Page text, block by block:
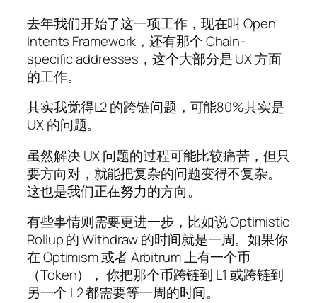
去年我们开始了这一项工作，现在叫 Open
Intents Framework，还有那个 Chain-
specific addresses，这个大部分是 UX 方面
的工作。
其实我觉得L2 的跨链问题，可能80%其实是
UX 的问题。
虽然解决 UX 问题的过程可能比较痛苦，但只
要方向对，就能把复杂的问题变得不复杂。
这也是我们正在努力的方向。
有些事情则需要更进一步，比如说 Optimistic
Rollup 的 Withdraw 的时间就是一周。如果你
在 Optimism 或者 Arbitrum 上有一个币
（Token）， 你把那个币跨链到 L1 或跨链到
另一个 L2 都需要等一周的时间。